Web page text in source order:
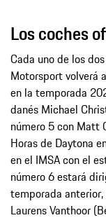
Los coches
Cada uno de los
Motorsport volverá
en la temporada
danés Michael
número 5 con Matt
Horas de Daytona
en el IMSA con el
número 6 estará
temporada
Laurens Vanthoor